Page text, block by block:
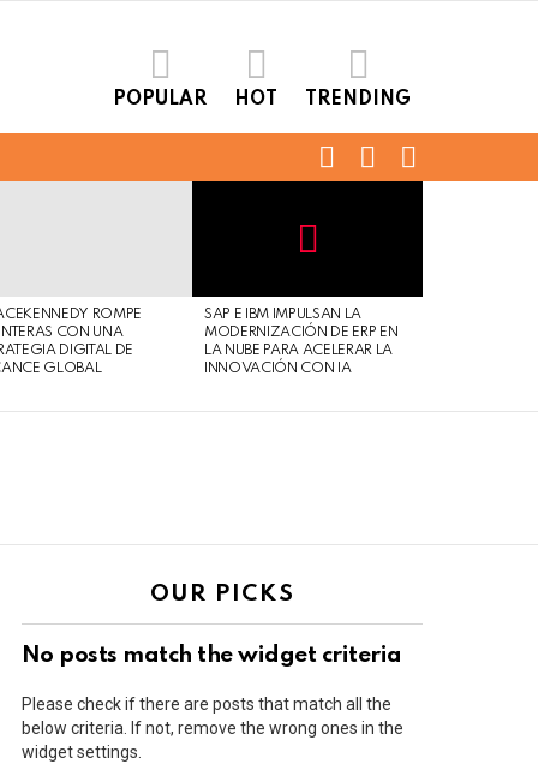
POPULAR HOT TRENDING
FOLLOWSEARCH
ROMPE
CON UNA
DIGITAL DE
GLOBAL
Safe
For
Work
view
this
post
SAP E IBM IMPULSAN LA
MODERNIZACIÓN DE ERP EN
LA NUBE PARA ACELERAR LA
INNOVACIÓN CON IA
OUR PICKS
No posts match the widget criteria
Please check if there are posts that match all the
below criteria. If not, remove the wrong ones in the
widget settings.